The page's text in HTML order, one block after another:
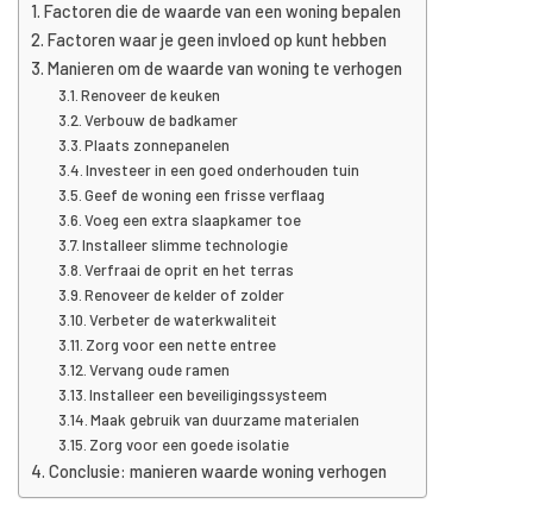
Factoren die de waarde van een woning bepalen
Factoren waar je geen invloed op kunt hebben
Manieren om de waarde van woning te verhogen
Renoveer de keuken
Verbouw de badkamer
Plaats zonnepanelen
Investeer in een goed onderhouden tuin
Geef de woning een frisse verflaag
Voeg een extra slaapkamer toe
Installeer slimme technologie
Verfraai de oprit en het terras
Renoveer de kelder of zolder
Verbeter de waterkwaliteit
Zorg voor een nette entree
Vervang oude ramen
Installeer een beveiligingssysteem
Maak gebruik van duurzame materialen
Zorg voor een goede isolatie
Conclusie: manieren waarde woning verhogen